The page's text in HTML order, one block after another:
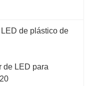
de plástico de
de LED para